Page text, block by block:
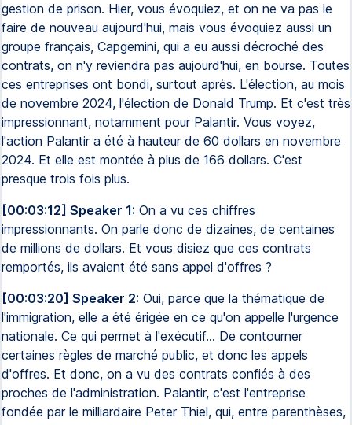
gestion de prison. Hier, vous évoquiez, et on ne va pas le
faire de nouveau aujourd'hui, mais vous évoquiez aussi un
groupe français, Capgemini, qui a eu aussi décroché des
contrats, on n'y reviendra pas aujourd'hui, en bourse. Toutes
ces entreprises ont bondi, surtout après. L'élection, au mois
de novembre 2024, l'élection de Donald Trump. Et c'est très
impressionnant, notamment pour Palantir. Vous voyez,
l'action Palantir a été à hauteur de 60 dollars en novembre
2024. Et elle est montée à plus de 166 dollars. C'est
presque trois fois plus.
[00:03:12] Speaker 1: On a vu ces chiffres
impressionnants. On parle donc de dizaines, de centaines
de millions de dollars. Et vous disiez que ces contrats
remportés, ils avaient été sans appel d'offres ?
[00:03:20] Speaker 2: Oui, parce que la thématique de
l'immigration, elle a été érigée en ce qu'on appelle l'urgence
nationale. Ce qui permet à l'exécutif... De contourner
certaines règles de marché public, et donc les appels
d'offres. Et donc, on a vu des contrats confiés à des
proches de l'administration. Palantir, c'est l'entreprise
fondée par le milliardaire Peter Thiel, qui, entre parenthèses,